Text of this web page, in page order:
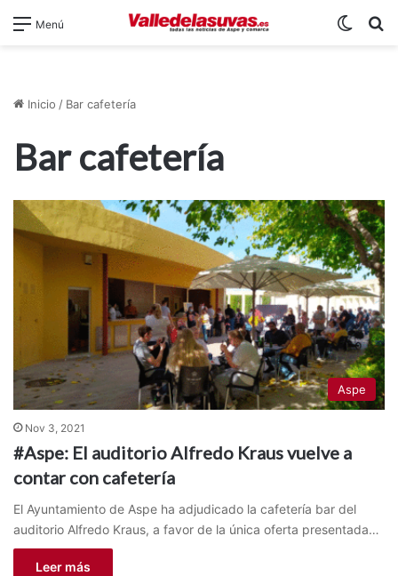
Menú
Inicio / Bar cafetería
Bar cafetería
Aspe
Nov 3, 2021
#Aspe: El auditorio Alfredo Kraus vuelve a
contar con cafetería
El Ayuntamiento de Aspe ha adjudicado la cafetería bar del
auditorio Alfredo Kraus, a favor de la única oferta presentada…
Leer más